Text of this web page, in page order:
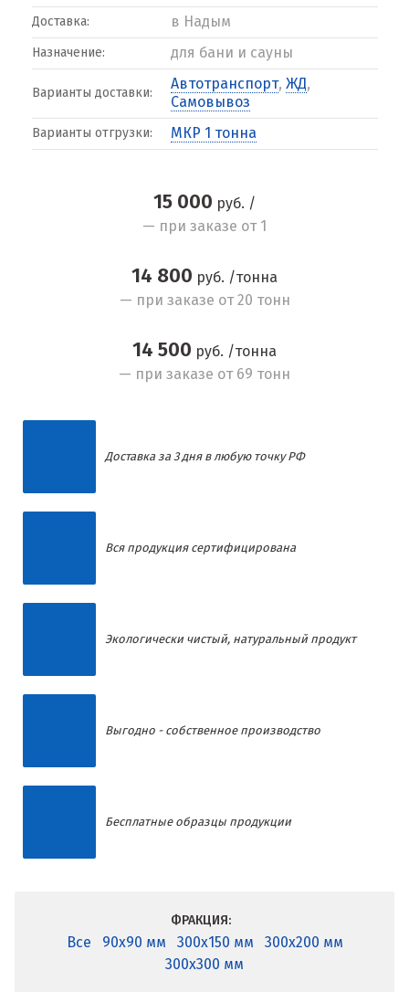
Доставка: в Надым
Назначение: для бани и сауны
Варианты доставки:
Автотранспорт, ЖД,
Самовывоз
Варианты отгрузки: МКР 1 тонна
15 000 руб. /
— при заказе от 1
14 800 руб. /тонна
— при заказе от 20 тонн
14 500 руб. /тонна
— при заказе от 69 тонн
Доставка за 3 дня в любую точку РФ
Вся продукция сертифицирована
Экологически чистый, натуральный продукт
Выгодно - собственное производство
Бесплатные образцы продукции
ФРАКЦИЯ:
Все 90x90 мм 300x150 мм
300x200 мм
300x300 мм